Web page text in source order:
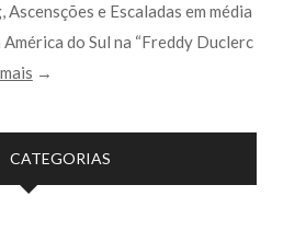
e Escaladas em média
do Sul na “Freddy Duclerc
→
CATEGORIAS